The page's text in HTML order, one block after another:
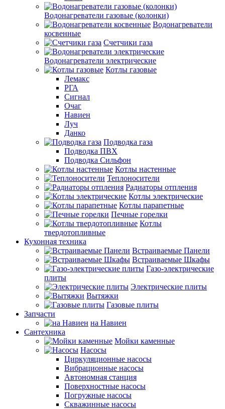
Водонагреватели газовые (колонки)
Водонагреватели
косвенные
Счетчики газа
Водонагреватели электрические
Котлы газовые
Лемакс
РГА
Сигнал
Очаг
Навиен
Луч
Данко
Подводка газа
Подводка ПВХ
Подводка Сильфон
Котлы настенные
Теплоносители
Радиаторы отпления
Котлы электрические
Котлы парапетные
Печные горелки
Котлы
твердотопливные
Кухонная техника
Встраиваемые Панели
Встраиваемые Шкафы
Газо-электрические
плиты
Электрические плиты
Вытяжки
Газовые плиты
Запчасти
на Навиен
Сантехника
Мойки каменные
Насосы
Циркуляционные насосы
Вибрационные насосы
Автономная станция
Поверхностные насосы
Погружные насосы
Скважинные насосы